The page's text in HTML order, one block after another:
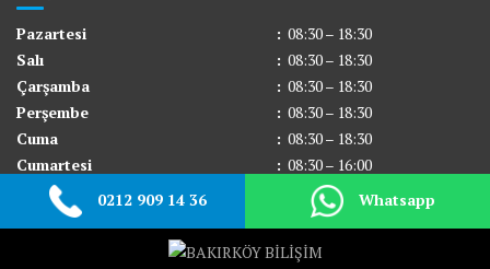
Pazartesi : 08:30 – 18:30
Salı
: 08:30 – 18:30
Çarşamba
: 08:30 – 18:30
Perşembe
: 08:30 – 18:30
Cuma
: 08:30 – 18:30
Cumartesi
: 08:30 – 16:00
Pazar
Kapalı
0212 909 14 36 Whatsapp